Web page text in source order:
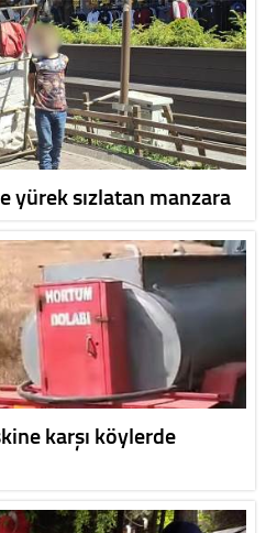
yürek sızlatan manzara
karşı köylerde